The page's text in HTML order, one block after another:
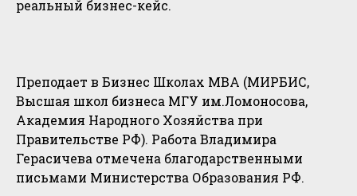
реальный бизнес-кейс.
Преподает в Бизнес Школах МВА (МИРБИС,
Высшая школ бизнеса МГУ им.Ломоносова,
Академия Народного Хозяйства при
Правительстве РФ). Работа Владимира
Герасичева отмечена благодарственными
письмами Министерства Образования РФ.